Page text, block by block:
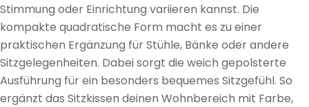
Stimmung oder Einrichtung variieren kannst. Die
kompakte quadratische Form macht es zu einer
praktischen Ergänzung für Stühle, Bänke oder andere
Sitzgelegenheiten. Dabei sorgt die weich gepolsterte
Ausführung für ein besonders bequemes Sitzgefühl. So
ergänzt das Sitzkissen deinen Wohnbereich mit Farbe,